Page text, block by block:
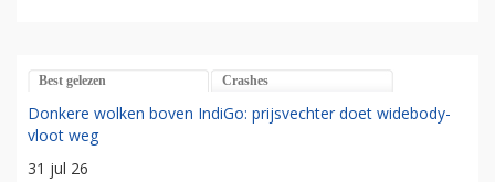
Best gelezen Crashes
Donkere wolken boven IndiGo: prijsvechter doet widebody-
vloot weg
31 jul 26